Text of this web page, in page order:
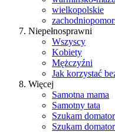
wielkopolskie
Niepełnosprawni
Wszyscy
Kobiety
Mężczyźni
Jak korzystać
Więcej
Samotna mama
Samotny tata
Szukam
Szukam